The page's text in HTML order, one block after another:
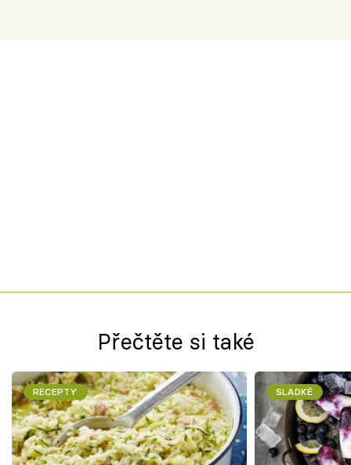
Přečtěte si také
RECEPTY SLADKÉ